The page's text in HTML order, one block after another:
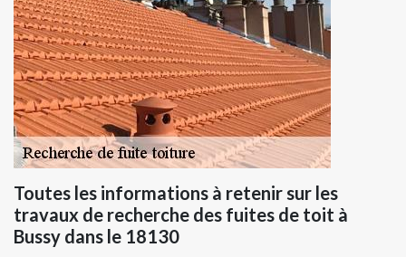
Toutes les informations à retenir sur les
travaux de recherche des fuites de toit à
Bussy dans le 18130